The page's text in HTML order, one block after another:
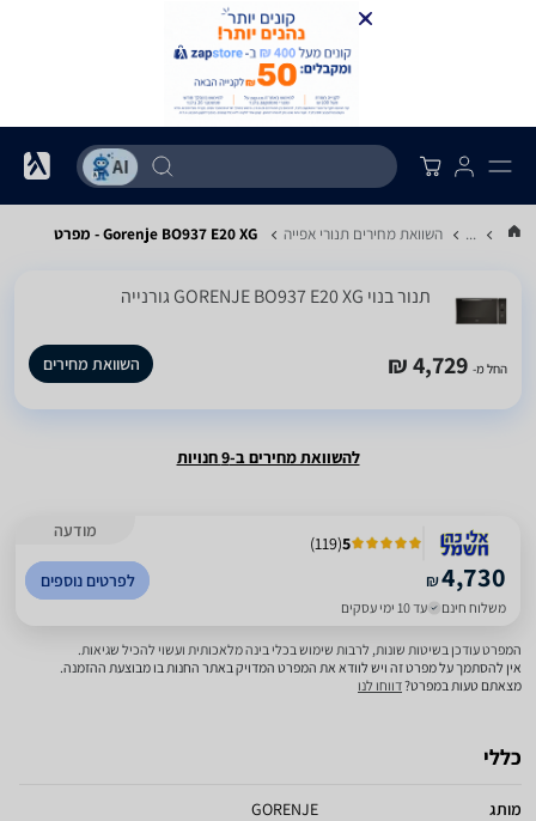
... השוואת מחירים תנורי אפייה Gorenje BO937 E20 XG - מפרט
‏תנור בנוי GORENJE BO937 E20 XG גורנייה
החל מ- 4,729 ₪ השוואת מחירים
להשוואת מחירים ב-9 חנויות
מודעה
5
(
119
)
₪4,730
משלוח חינם עד 10 ימי עסקים
לפרטים נוספים
המפרט עודכן בשיטות שונות, לרבות שימוש בכלי בינה מלאכותית ועשוי להכיל שגיאות.
אין להסתמך על מפרט זה ויש לוודא את המפרט המדויק באתר החנות בו מבוצעת ההזמנה.
מצאתם טעות במפרט?דווחו לנו
כללי
מותג GORENJE